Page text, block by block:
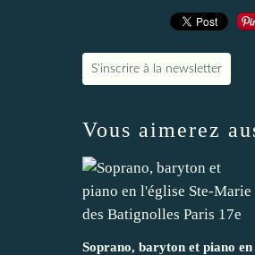
S'inscrire à la newsletter
Vous aimerez
Soprano, baryton et piano en